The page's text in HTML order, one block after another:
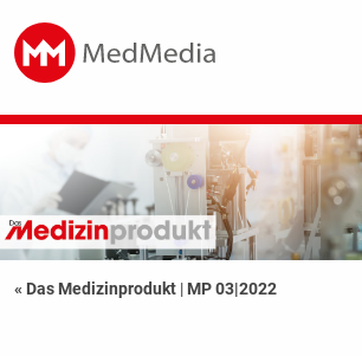
« Das Medizinprodukt | MP 03|2022